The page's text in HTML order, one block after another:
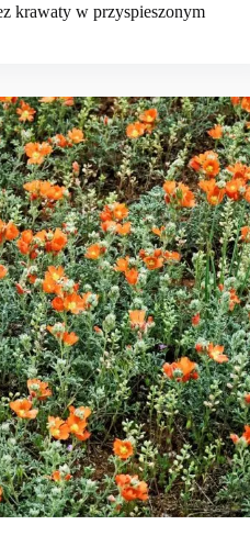
krawaty w przyspieszonym